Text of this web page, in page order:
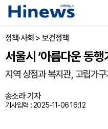
정책·사회 > 보건정책
서울시 ‘아름다운 동
지역 상점과 복지관, 고립가
송소라 기자
기사입력 : 2025-11-06 16:12